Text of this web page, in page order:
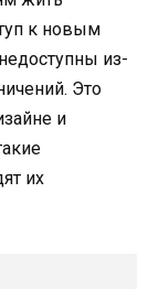
к новым
из-
Это
и
их